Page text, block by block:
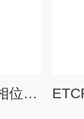
ETCR4300三相数字相位伏安测试仪